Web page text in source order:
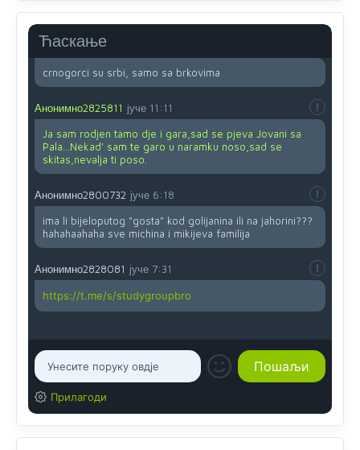
Ћаскање
muvjerujem.tekmi je 50 godina.
Анонимно2800732
crnogorci su srbi, samo sa brkovima
Анонимно2825811 јуче 11:11
Ja sam rodjen tamo dje i gara,sad se pjeva Jovani sa
Pala...Nekad' sam te garo u naramku noso,sad se
skitas,nevalja ti poso.
Анонимно2800732 јуче 6:18
ima li bijeloputog "gosta" kod golijanina ili na jahorini???
hahahaahaha sve michina i mikijeva familija
Анонимно2828081 јуче 7:31
https://t.me/s/studygroupbro
Прилагоди